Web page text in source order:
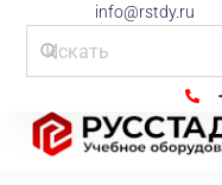
info@rstdy.ru